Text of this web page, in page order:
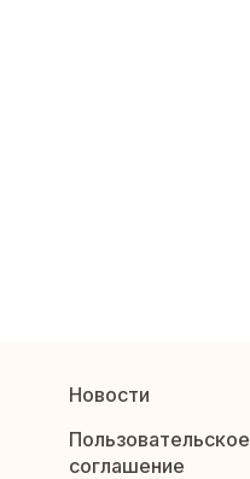
Новости
Пользовательское
соглашение